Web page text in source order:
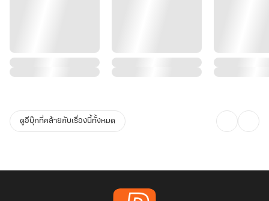
ดูอีบุ๊กที่คล้ายกับเรื่องนี้ทั้งหมด